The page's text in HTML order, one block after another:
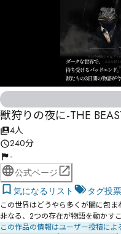
獣狩りの夜に-THE
4人
240分
-
公式ページ
気になるリスト
タグ投票
この世界はどうやら多くが闇に包
非なる、2つの存在が物語を動かすこ
この作品の情報はユーザー投稿によ